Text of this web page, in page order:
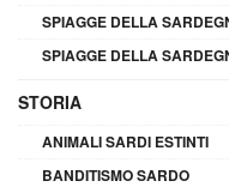
SPIAGGE DELLA
SPIAGGE DELLA
STORIA
ANIMALI SARDI ESTINTI
BANDITISMO SARDO